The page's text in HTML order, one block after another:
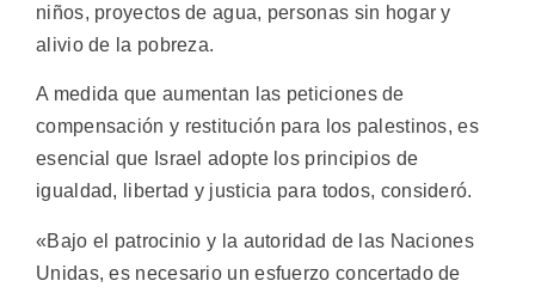
niños, proyectos de agua, personas sin hogar y
alivio de la pobreza.
A medida que aumentan las peticiones de
compensación y restitución para los palestinos, es
esencial que Israel adopte los principios de
igualdad, libertad y justicia para todos, consideró.
«Bajo el patrocinio y la autoridad de las Naciones
Unidas, es necesario un esfuerzo concertado de